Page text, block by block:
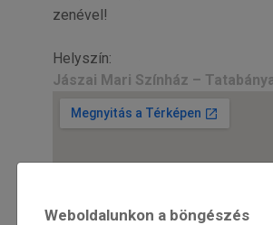
zenével!
Helyszín:
Jászai Mari Színház –
Weboldalunkon a böngészés